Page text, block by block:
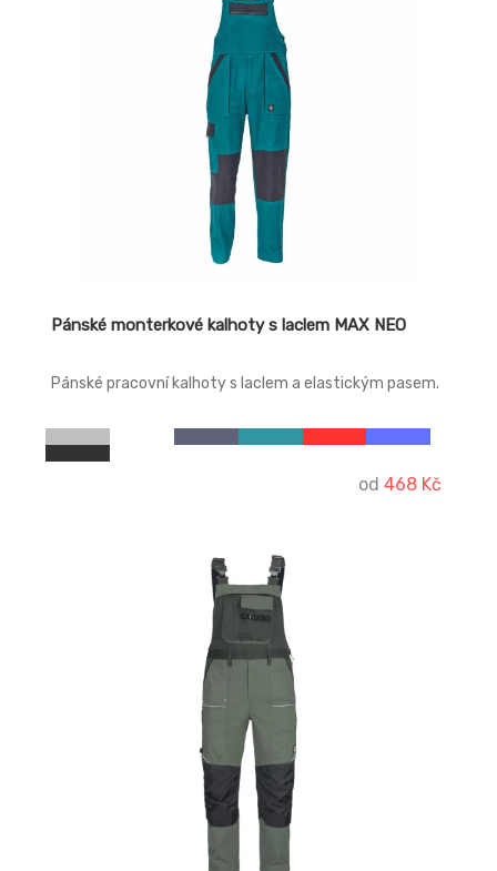
Pánské monterkové kalhoty s laclem MAX NEO
Pánské pracovní kalhoty s laclem a elastickým pasem.
od 468 Kč